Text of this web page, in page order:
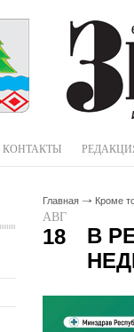
КОНТАКТЫ
Главная Кроме
АВГ
18
В